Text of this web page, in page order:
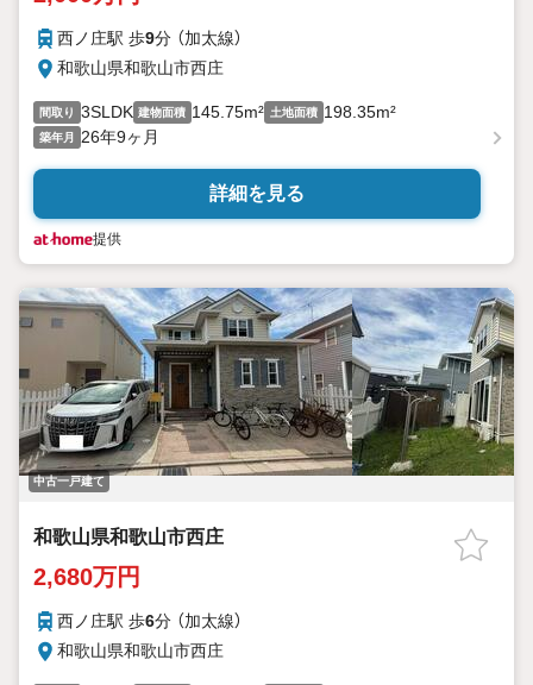
西ノ庄駅 歩9分 （加太線）
和歌山県和歌山市西庄
間取り 3SLDK 建物面積 145.75m² 土地面積 198.35m²
築年月 26年9ヶ月
詳細を見る
提供
中古一戸建て
和歌山県和歌山市西庄
2,680万円
西ノ庄駅 歩6分 （加太線）
和歌山県和歌山市西庄